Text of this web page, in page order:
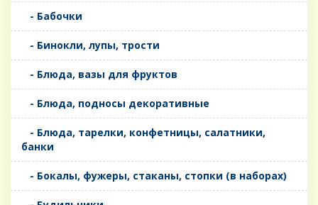
- Бабочки
- Бинокли, лупы, трости
- Блюда, вазы для фруктов
- Блюда, подносы декоративные
- Блюда, тарелки, конфетницы, салатники,
банки
- Бокалы, фужеры, стаканы, стопки (в наборах)